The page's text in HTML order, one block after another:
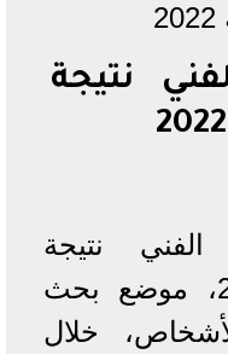
نتيجة
الفني نتيجة
الدبلومات الفنية 2022، موضع بحث
خلال